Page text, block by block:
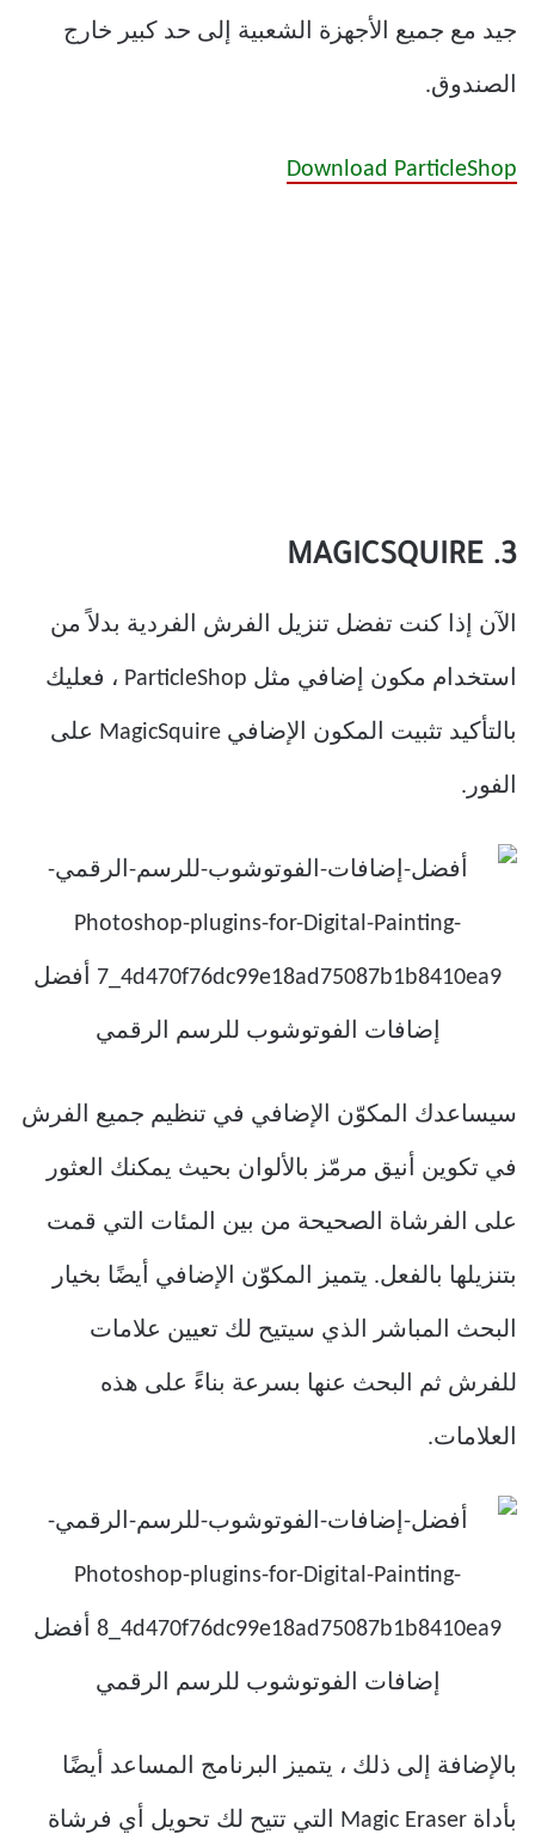
جيد مع جميع الأجهزة الشعبية إلى حد كبير خارج
الصندوق.
Download ParticleShop
3. MAGICSQUIRE
الآن إذا كنت تفضل تنزيل الفرش الفردية بدلاً من
استخدام مكون إضافي مثل ParticleShop ، فعليك
بالتأكيد تثبيت المكون الإضافي MagicSquire على
الفور.
سيساعدك المكوّن الإضافي في تنظيم جميع الفرش
في تكوين أنيق مرمّز بالألوان بحيث يمكنك العثور
على الفرشاة الصحيحة من بين المئات التي قمت
بتنزيلها بالفعل. يتميز المكوّن الإضافي أيضًا بخيار
البحث المباشر الذي سيتيح لك تعيين علامات
للفرش ثم البحث عنها بسرعة بناءً على هذه
العلامات.
بالإضافة إلى ذلك ، يتميز البرنامج المساعد أيضًا
بأداة Magic Eraser التي تتيح لك تحويل أي فرشاة